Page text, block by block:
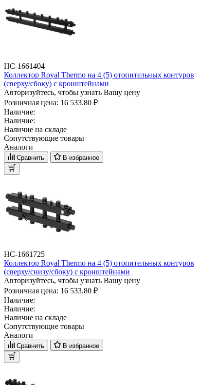
НС-1661404
Коллектор Royal Thermo на 4 (5) отопительных контуров
(сверху/сбоку) с кронштейнами
Авторизуйтесь, чтобы узнать Вашу цену
Розничная цена: 16 533.80 ₽
Наличие:
Наличие:
Наличие на складе
Сопутствующие товары
Аналоги
Сравнить В избранное
НС-1661725
Коллектор Royal Thermo на 4 (5) отопительных контуров
(сверху/снизу/сбоку) с кронштейнами
Авторизуйтесь, чтобы узнать Вашу цену
Розничная цена: 16 533.80 ₽
Наличие:
Наличие:
Наличие на складе
Сопутствующие товары
Аналоги
Сравнить В избранное